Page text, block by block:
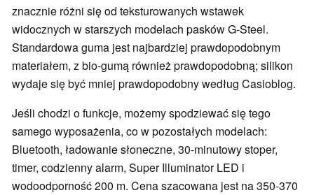
znacznie różni się od teksturowanych wstawek
widocznych w starszych modelach pasków G-Steel.
Standardowa guma jest najbardziej prawdopodobnym
materiałem, z bio-gumą również prawdopodobną; silikon
wydaje się być mniej prawdopodobny według Casioblog.
Jeśli chodzi o funkcje, możemy spodziewać się tego
samego wyposażenia, co w pozostałych modelach:
Bluetooth, ładowanie słoneczne, 30-minutowy stoper,
timer, codzienny alarm, Super Illuminator LED i
wodoodporność 200 m. Cena szacowana jest na 350-370